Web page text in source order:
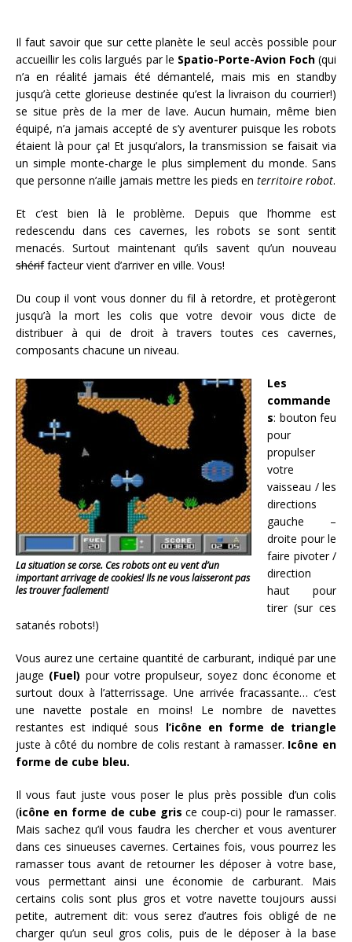
Il faut savoir que sur cette planète le seul accès possible pour
accueillir les colis largués par le Spatio-Porte-Avion Foch (qui
n’a en réalité jamais été démantelé, mais mis en standby
jusqu’à cette glorieuse destinée qu’est la livraison du courrier!)
se situe près de la mer de lave. Aucun humain, même bien
équipé, n’a jamais accepté de s’y aventurer puisque les robots
étaient là pour ça! Et jusqu’alors, la transmission se faisait via
un simple monte-charge le plus simplement du monde. Sans
que personne n’aille jamais mettre les pieds en territoire robot.
Et c’est bien là le problème. Depuis que l’homme est
redescendu dans ces cavernes, les robots se sont sentit
menacés. Surtout maintenant qu’ils savent qu’un nouveau
shériffacteur vient d’arriver en ville. Vous!
Du coup il vont vous donner du fil à retordre, et protègeront
jusqu’à la mort les colis que votre devoir vous dicte de
distribuer à qui de droit à travers toutes ces cavernes,
composants chacune un niveau.
La situation se corse. Ces robots ont eu vent d’un
important arrivage de cookies! Ils ne vous laisseront pas
les trouver facilement!
Les
commande
s: bouton feu
pour
propulser
votre
vaisseau / les
directions
gauche –
droite pour le
faire pivoter /
direction
haut pour
tirer (sur ces
satanés robots!)
Vous aurez une certaine quantité de carburant, indiqué par une
jauge (Fuel) pour votre propulseur, soyez donc économe et
surtout doux à l’atterrissage. Une arrivée fracassante… c’est
une navette postale en moins! Le nombre de navettes
restantes est indiqué sous l’icône en forme de triangle
juste à côté du nombre de colis restant à ramasser. Icône en
forme de cube bleu.
Il vous faut juste vous poser le plus près possible d’un colis
(icône en forme de cube gris ce coup-ci) pour le ramasser.
Mais sachez qu’il vous faudra les chercher et vous aventurer
dans ces sinueuses cavernes. Certaines fois, vous pourrez les
ramasser tous avant de retourner les déposer à votre base,
vous permettant ainsi une économie de carburant. Mais
certains colis sont plus gros et votre navette toujours aussi
petite, autrement dit: vous serez d’autres fois obligé de ne
charger qu’un seul gros colis, puis de le déposer à la base